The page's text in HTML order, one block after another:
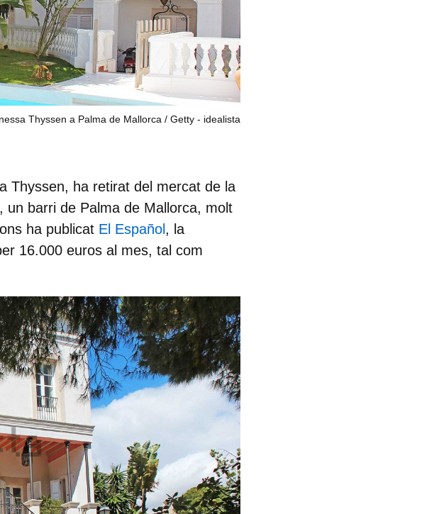
Thyssen a Palma de Mallorca Getty - idealista
Thyssen, ha retirat del mercat de la
un barri de Palma de Mallorca, molt
ha publicat El Español , la
16.000 euros al mes, tal com